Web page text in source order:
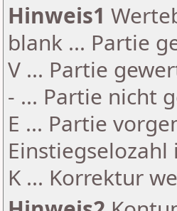
Hinweis1
blank ... Partie
V ... Partie
- ... Partie nicht
E ... Partie
K ... Korrektur